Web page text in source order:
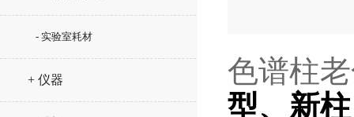
- 实验室耗材
+ 仪器
色谱柱
型、新